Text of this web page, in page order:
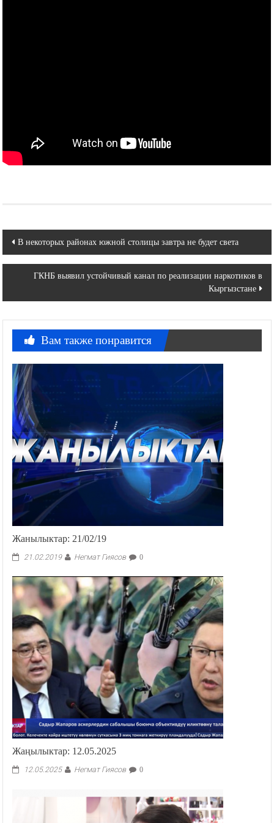
Навигация
по
записям
В некоторых районах южной столицы завтра не будет света
ГКНБ выявил устойчивый канал по реализации наркотиков в
Кыргызстане
Вам также понравится
Жанылыктар: 21/02/19
21.02.2019 Негмат Гиясов 0
Жаңылыктар: 12.05.2025
12.05.2025 Негмат Гиясов 0